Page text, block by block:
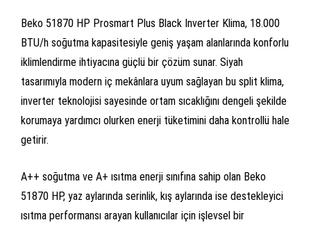
Beko 51870 HP Prosmart Plus Black Inverter Klima, 18.000
BTU/h soğutma kapasitesiyle geniş yaşam alanlarında konforlu
iklimlendirme ihtiyacına güçlü bir çözüm sunar. Siyah
tasarımıyla modern iç mekânlara uyum sağlayan bu split klima,
inverter teknolojisi sayesinde ortam sıcaklığını dengeli şekilde
korumaya yardımcı olurken enerji tüketimini daha kontrollü hale
getirir.
A++ soğutma ve A+ ısıtma enerji sınıfına sahip olan Beko
51870 HP, yaz aylarında serinlik, kış aylarında ise destekleyici
ısıtma performansı arayan kullanıcılar için işlevsel bir